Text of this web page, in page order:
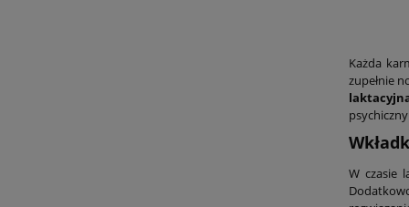
Każda
zupełnie
W czasie